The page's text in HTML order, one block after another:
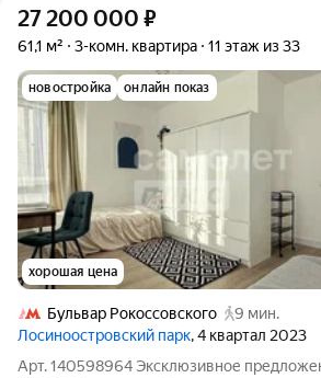
27 200 000 ₽
61,1 м² 3-комн. квартира 11 этаж из 33
новостройка онлайн показ
хорошая цена
Бульвар Рокоссовского
9 мин.
Лосиноостровский парк, 4 квартал 2023
Арт. 140598964 Эксклюзивное